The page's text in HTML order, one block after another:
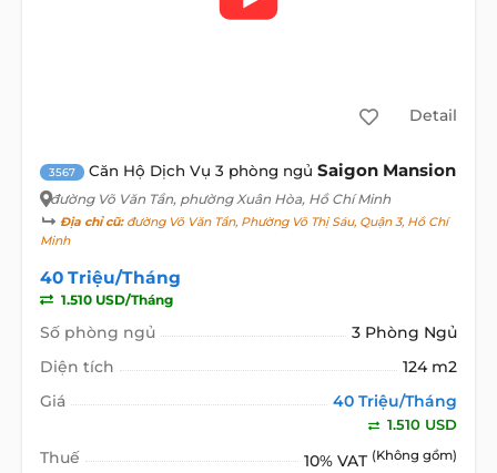
Detail
3567 Căn Hộ Dịch Vụ 3 phòng ngủ Saigon Mansion
đường Võ Văn Tần, phường Xuân Hòa, Hồ Chí Minh
Địa chỉ cũ:đường Võ Văn Tần, Phường Võ Thị Sáu, Quận 3, Hồ Chí
Minh
40 Triệu/Tháng
1.510 USD/Tháng
Số phòng ngủ
3 Phòng Ngủ
Diện tích
124 m2
Giá
40 Triệu/Tháng
1.510 USD
Thuế 10% VAT (Không gồm)